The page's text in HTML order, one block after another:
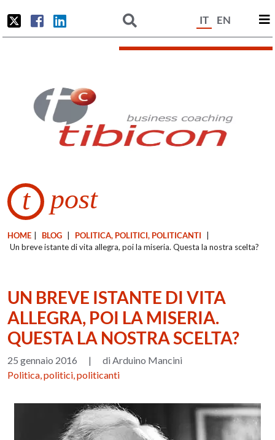
IT EN
t post
HOME BLOG POLITICA, POLITICI, POLITICANTI
Un breve istante di vita allegra, poi la miseria. Questa la nostra scelta?
UN BREVE ISTANTE DI VITA
ALLEGRA, POI LA MISERIA.
QUESTA LA NOSTRA SCELTA?
25 gennaio 2016 |
di Arduino Mancini
Politica, politici, politicanti